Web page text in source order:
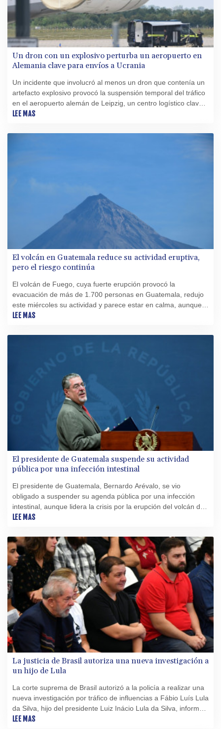
Un dron con un explosivo perturba un aeropuerto en
Alemania clave para envíos a Ucrania
Un incidente que involucró al menos un dron que contenía un
artefacto explosivo provocó la suspensión temporal del tráfico
en el aeropuerto alemán de Leipzig, un centro logístico clave
para la OTAN y para el envío de material militar y civil a
LEE MAS
El volcán en Guatemala reduce su actividad eruptiva,
pero el riesgo continúa
El volcán de Fuego, cuya fuerte erupción provocó la
evacuación de más de 1.700 personas en Guatemala, redujo
este miércoles su actividad y parece estar en calma, aunque
persiste el riesgo de avalanchas de material ardiente,
LEE MAS
El presidente de Guatemala suspende su actividad
pública por una infección intestinal
El presidente de Guatemala, Bernardo Arévalo, se vio
obligado a suspender su agenda pública por una infección
intestinal, aunque lidera la crisis por la erupción del volcán de
Fuego, informó este martes la vocera del gobierno.
LEE MAS
La justicia de Brasil autoriza una nueva investigación a
un hijo de Lula
La corte suprema de Brasil autorizó a la policía a realizar una
nueva investigación por tráfico de influencias a Fábio Luís Lula
da Silva, hijo del presidente Luiz Inácio Lula da Silva, informó
su defensa este martes.
LEE MAS